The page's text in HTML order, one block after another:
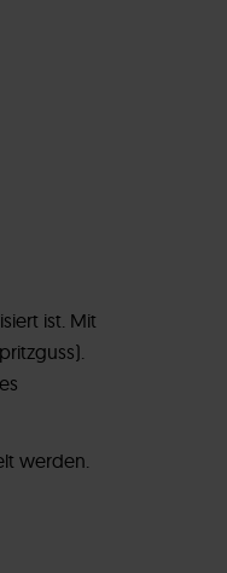
ist. Mit
werden.